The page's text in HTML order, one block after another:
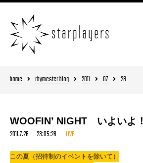
home rhymester blog 2011 07 28
WOOFIN’ NIGHT いよいよ！
2011.7.28 23:05:26 LIVE
この夏（招待制のイベントを除いて）